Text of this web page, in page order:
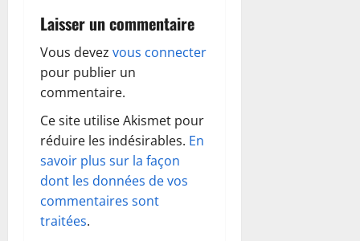
a
t
i
o
n
d
’
Laisser un commentaire
Vous devez vous connecter
pour publier un
commentaire.
Ce site utilise Akismet pour
réduire les indésirables. En
savoir plus sur la façon
dont les données de vos
commentaires sont
traitées.